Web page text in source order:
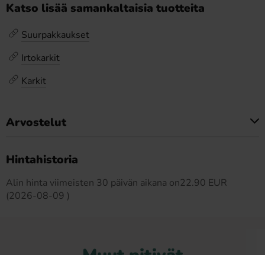
Katso lisää samankaltaisia tuotteita
Suurpakkaukset
Irtokarkit
Karkit
Arvostelut
Hintahistoria
Alin hinta viimeisten 30 päivän aikana on22.90 EUR
(2026-08-09 )